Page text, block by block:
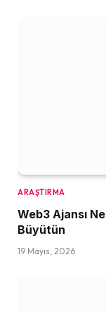
ARAŞTIRMA
Web3 Ajansı
Büyütün
19 Mayıs, 2026